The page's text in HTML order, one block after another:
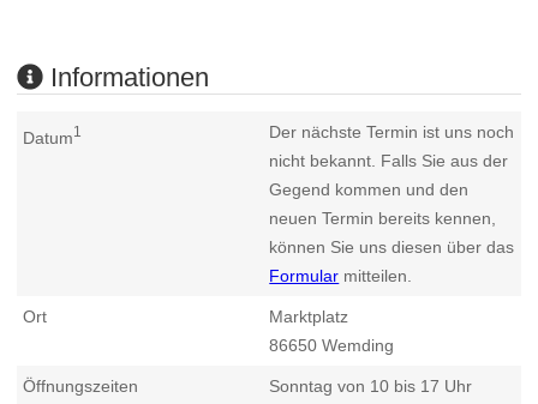
Informationen
Datum1
Der nächste Termin ist uns noch
nicht bekannt. Falls Sie aus der
Gegend kommen und den
neuen Termin bereits kennen,
können Sie uns diesen über das
Formular mitteilen.
Ort
Marktplatz
86650 Wemding
Öffnungszeiten
Sonntag von 10 bis 17 Uhr